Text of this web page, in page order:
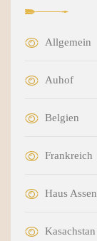
Allgemein
Auhof
Belgien
Frankreich
Haus Assen
Kasachstan